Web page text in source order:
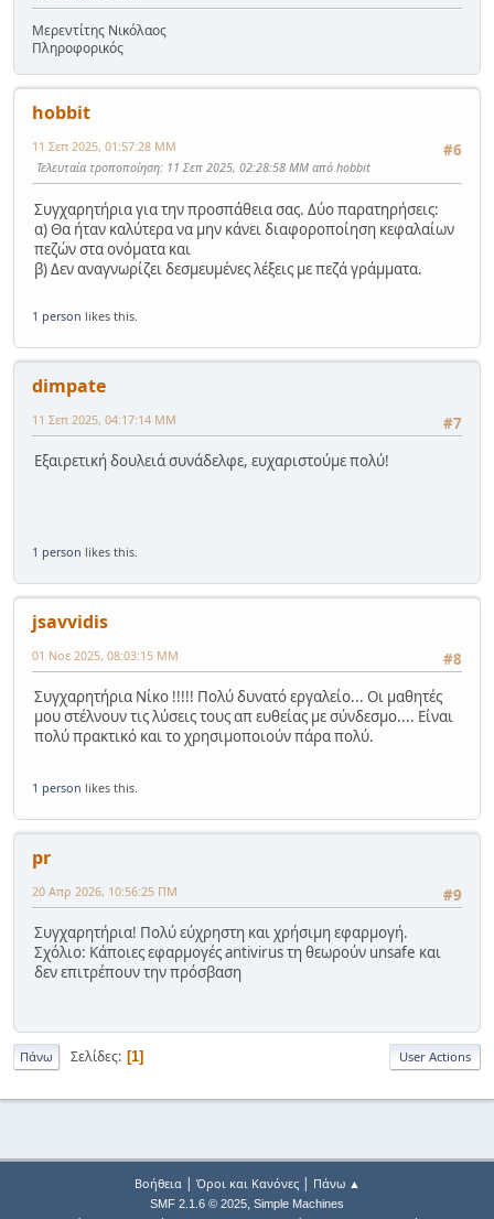
Μερεντίτης Νικόλαος
Πληροφορικός
hobbit
#6
11 Σεπ 2025, 01:57:28 ΜΜ
Τελευταία τροποποίηση: 11 Σεπ 2025, 02:28:58 ΜΜ από hobbit
Συγχαρητήρια για την προσπάθεια σας. Δύο παρατηρήσεις:
α) Θα ήταν καλύτερα να μην κάνει διαφοροποίηση κεφαλαίων
πεζών στα ονόματα και
β) Δεν αναγνωρίζει δεσμευμένες λέξεις με πεζά γράμματα.
1 person likes this.
dimpate
#7
11 Σεπ 2025, 04:17:14 ΜΜ
Εξαιρετική δουλειά συνάδελφε, ευχαριστούμε πολύ!
1 person likes this.
jsavvidis
#8
01 Νοε 2025, 08:03:15 ΜΜ
Συγχαρητήρια Νίκο !!!!! Πολύ δυνατό εργαλείο... Οι μαθητές
μου στέλνουν τις λύσεις τους απ ευθείας με σύνδεσμο.... Είναι
πολύ πρακτικό και το χρησιμοποιούν πάρα πολύ.
1 person likes this.
pr
#9
20 Απρ 2026, 10:56:25 ΠΜ
Συγχαρητήρια! Πολύ εύχρηστη και χρήσιμη εφαρμογή.
Σχόλιο: Κάποιες εφαρμογές antivirus τη θεωρούν unsafe και
δεν επιτρέπουν την πρόσβαση
Πάνω Σελίδες 1 User Actions
Βοήθεια| Όροι και Κανόνες| Πάνω ▲
SMF 2.1.6 © 2025, Simple Machines